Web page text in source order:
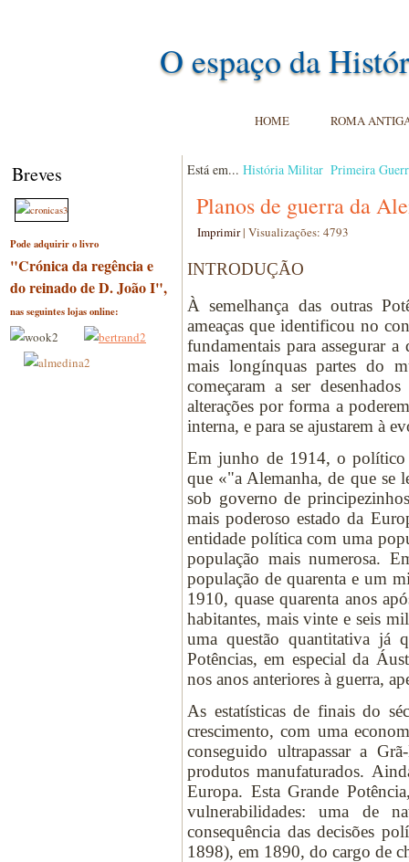
O espaço da
HOME ROMA
Breves
Pode adquirir o livro
"Crónica da regência e
do reinado de D. João I",
nas seguintes lojas online:
Está em... História Militar Primeira
Planos de guerra da
Imprimir| Visualizações: 4793
INTRODUÇÃO
À semelhança das outras
ameaças que identificou no
fundamentais para assegurar a
mais longínquas partes do
começaram a ser
alterações por forma a
interna, e para se ajustarem à
Em junho de 1914, o político
que «"a Alemanha, de que se
sob governo de
mais poderoso estado da
entidade política com uma
população mais numerosa.
população de quarenta e um
1910, quase quarenta anos
habitantes, mais vinte e seis
uma questão quantitativa já
Potências, em especial da
nos anos anteriores à guerra,
As estatísticas de finais do
crescimento, com uma
conseguido ultrapassar a
produtos manufaturados.
Europa. Esta Grande
vulnerabilidades: uma de
consequência das decisões
1898), em 1890, do cargo de